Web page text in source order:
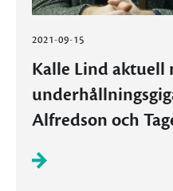
2021-09-15
Kalle Lind aktuell
Alfredson och